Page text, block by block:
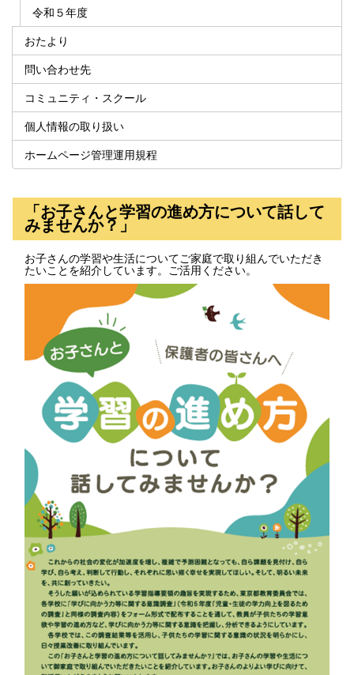
令和５年度
おたより
問い合わせ先
コミュニティ・スクール
個人情報の取り扱い
ホームページ管理運用規程
「お子さんと学習の進め方について話して
みませんか？」
お子さんの学習や生活についてご家庭で取り組んでいただき
たいことを紹介しています。ご活用ください。